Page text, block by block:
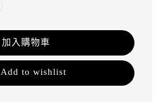
加入購物車
Add to wishlist